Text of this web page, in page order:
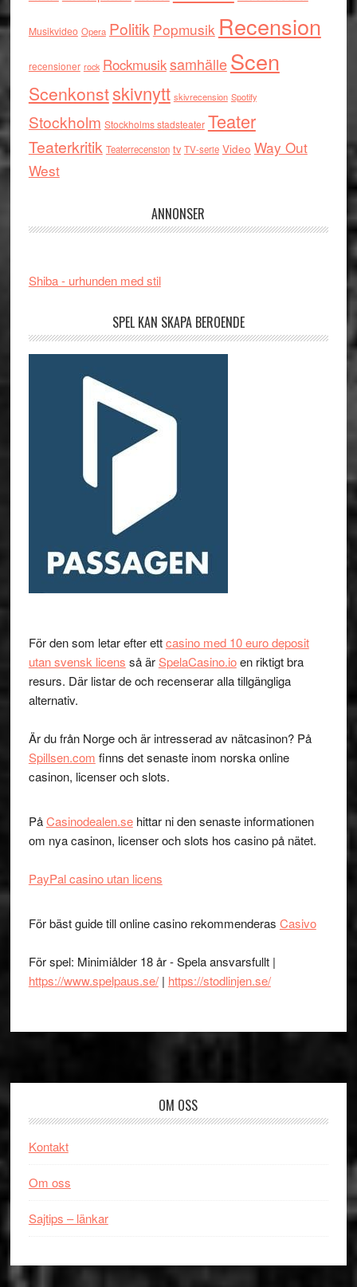
Musikvideo Opera Politik Popmusik Recension
recensioner rock RockmusiksamhälleScen
Scenkonstskivnytt skivrecension Spotify
Stockholm Stockholms stadsteater Teater
Teaterkritik Teaterrecension tv TV-serie Video Way Out
West
ANNONSER
Shiba - urhunden med stil
SPEL KAN SKAPA BEROENDE
För den som letar efter ettcasino med 10 euro deposit
utan svensk licens så ärSpelaCasino.ioen riktigt bra
resurs. Där listar de och recenserar alla tillgängliga
alternativ.
Är du från Norge och är intresserad av nätcasinon? På
Spillsen.com finns det senaste inom norska online
casinon, licenser och slots.
PåCasinodealen.sehittar ni den senaste informationen
om nya casinon, licenser och slots hos casino på nätet.
PayPal casino utan licens
För bäst guide till online casino rekommenderas Casivo
För spel: Minimiålder 18 år - Spela ansvarsfullt |
https://www.spelpaus.se/| https://stodlinjen.se/
OM OSS
Kontakt
Om oss
Sajtips – länkar